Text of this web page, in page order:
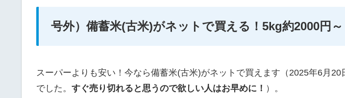
号外）備蓄米(古米)がネットで買える！5kg約2000円～
スーパーよりも安い！今なら備蓄米(古米)がネットで買えます（2025年6月20
でした。 すぐ売り切れると思うので欲しい人はお早めに！ ）。